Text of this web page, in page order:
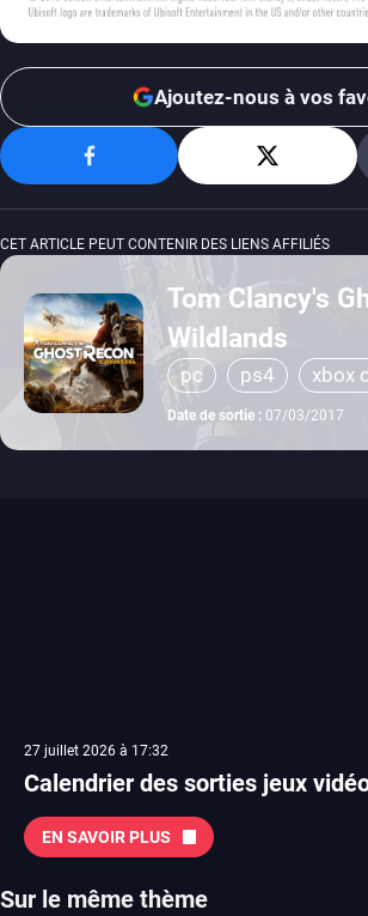
Ajoutez-nous à vos
CET ARTICLE PEUT CONTENIR DES LIENS AFFILIÉS
Tom Clancy's
Wildlands
pc ps4 xbox
Date de sortie : 07/03/2017
27 juillet 2026 à 17:32
Calendrier des sorties jeux
EN SAVOIR PLUS
Sur le même thème